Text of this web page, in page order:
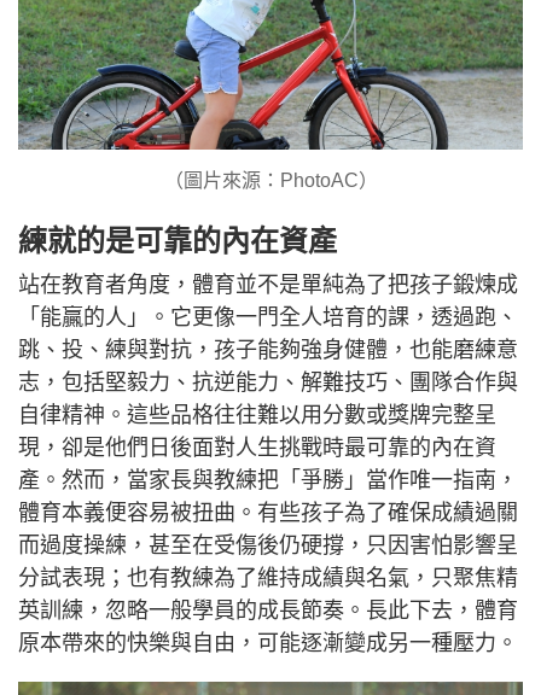
（圖片來源：PhotoAC）
練就的是可靠的內在資產
站在教育者角度，體育並不是單純為了把孩子鍛煉成
「能贏的人」。它更像一門全人培育的課，透過跑、
跳、投、練與對抗，孩子能夠強身健體，也能磨練意
志，包括堅毅力、抗逆能力、解難技巧、團隊合作與
自律精神。這些品格往往難以用分數或獎牌完整呈
現，卻是他們日後面對人生挑戰時最可靠的內在資
產。然而，當家長與教練把「爭勝」當作唯一指南，
體育本義便容易被扭曲。有些孩子為了確保成績過關
而過度操練，甚至在受傷後仍硬撐，只因害怕影響呈
分試表現；也有教練為了維持成績與名氣，只聚焦精
英訓練，忽略一般學員的成長節奏。長此下去，體育
原本帶來的快樂與自由，可能逐漸變成另一種壓力。